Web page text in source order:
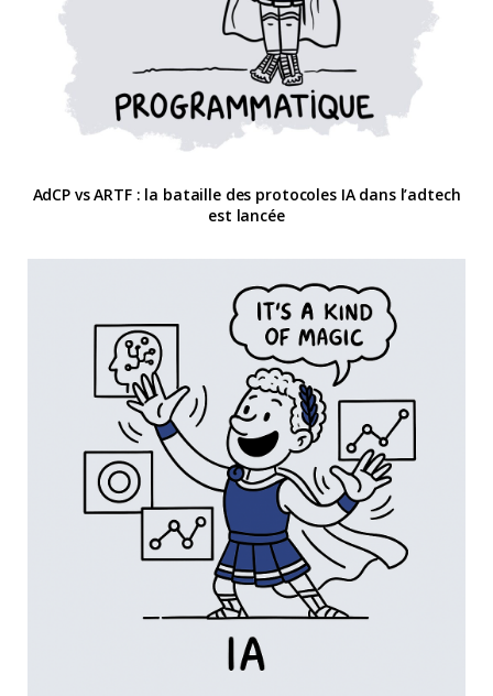
AdCP vs ARTF : la bataille des protocoles IA dans l’adtech
est lancée